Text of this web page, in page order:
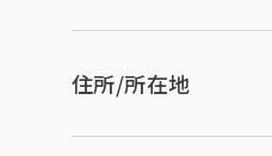
住所/所在地